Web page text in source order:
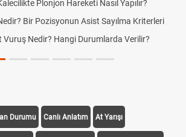
Plonjon Hareketi Nasıl Yapılır?
Bir Pozisyonun Asist Sayılma Kriterleri
Vuruş Nedir? Hangi Durumlarda Verilir?
Durumu Canlı Anlatım At Yarışı